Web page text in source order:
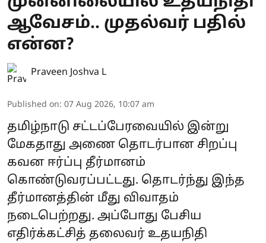
ஆவேசம்.. முதல்வர் பதில்
என்ன?
Praveen Joshva L
Published on: 07 Aug 2026, 10:07 am
தமிழ்நாடு சட்டப்பேரவையில் இன்று
மேகதாது அணை தொடர்பான சிறப்பு
கவன ஈர்ப்பு தீர்மானம்
கொண்டுவரப்பட்டது. தொடர்ந்து இந்த
தீர்மானத்தின் மீது விவாதம்
நடைபெற்றது. அப்போது பேசிய
எதிர்க்கட்சித் தலைவர் உதயநிதி